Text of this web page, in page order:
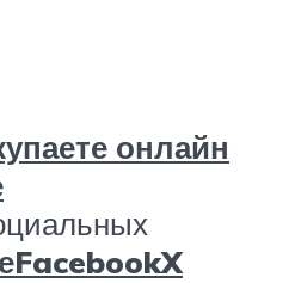
онлайн
FacebookX